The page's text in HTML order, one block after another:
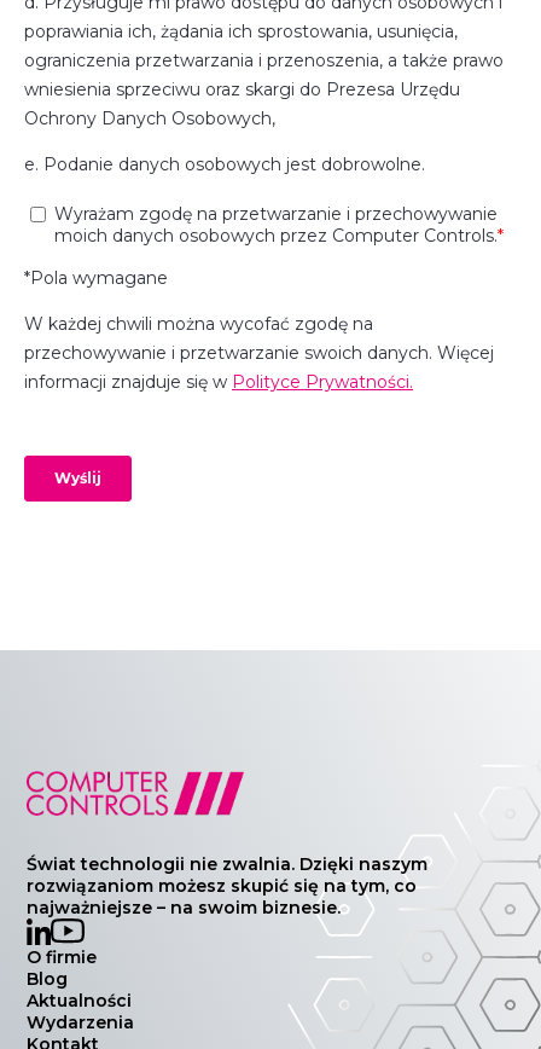
Świat technologii nie zwalnia. Dzięki naszym
rozwiązaniom możesz skupić się na tym, co
najważniejsze – na swoim biznesie.
O firmie
Blog
Aktualności
Wydarzenia
Kontakt